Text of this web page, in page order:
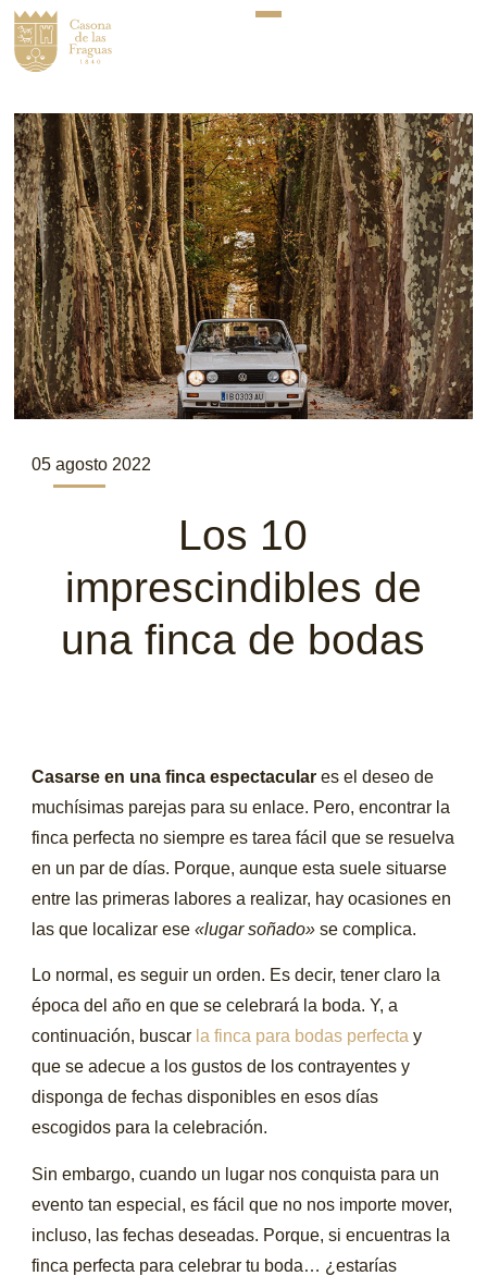
05 agosto 2022
Los 10
imprescindibles de
una finca de bodas
Casarse en una finca espectacular es el deseo de
muchísimas parejas para su enlace. Pero, encontrar la
finca perfecta no siempre es tarea fácil que se resuelva
en un par de días. Porque, aunque esta suele situarse
entre las primeras labores a realizar, hay ocasiones en
las que localizar ese«lugar soñado» se complica.
Lo normal, es seguir un orden. Es decir, tener claro la
época del año en que se celebrará la boda. Y, a
continuación, buscar la finca para bodas perfecta y
que se adecue a los gustos de los contrayentes y
disponga de fechas disponibles en esos días
escogidos para la celebración.
Sin embargo, cuando un lugar nos conquista para un
evento tan especial, es fácil que no nos importe mover,
incluso, las fechas deseadas. Porque, si encuentras la
finca perfecta para celebrar tu boda… ¿estarías